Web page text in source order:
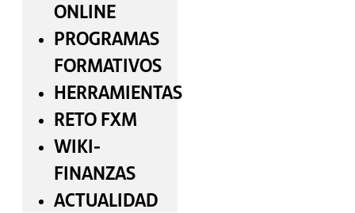
ONLINE
PROGRAMAS
FORMATIVOS
HERRAMIENTAS
RETO FXM
WIKI-
FINANZAS
ACTUALIDAD